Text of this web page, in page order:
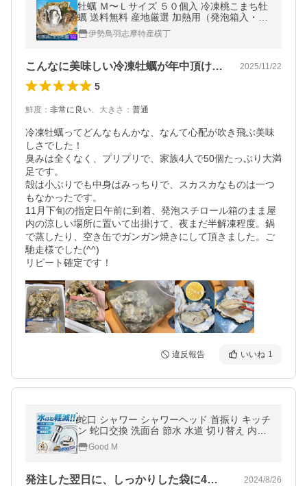
牡蠣 Ｍ〜Ｌサイズ ５０個入 冷凍桃こまち牡
蠣 送料無料 産地厳選 加熱用（発泡箱入・牡
蠣ナイフ・片手用軍手付き）海鮮バーベキュ
ーセット お中元 ギフト
伊勢鳥羽志摩特産横丁
こんなに美味しい冷凍牡蠣が年中頂ける幸せ 2025/11/22
5
鮮度 ： 非常に良い、 大きさ ： 普通
冷凍牡蠣ってどんなもんかな、なんて心配が吹き飛ぶ美味
しさでした！
臭みは全くなく、プリプリで、家族4人で50個たっぷり大満
足です。
殻は小ぶりでも中身はみっちりで、スカスカなものは一つ
もなかったです。
11月下旬の指定日午前に到着、発泡スチロール箱のまま屋
内の涼しい場所に置いて出掛けて、夜まだ半解凍程度。鍋
で蒸したり、空き缶でガンガン焼きにして頂きました。ご
馳走様でした(^^)
リピート確定です！
違反報告 いいね 1
蛇口 シャワー シャワーヘッド 首振り キッチ
ン 蛇口交換 洗面台 節水 水道 切り替え 内ネ
ジ 外ネジ 22mm 24mm
Good M
発注した翌日に、しっかりした袋に4重に… 2024/8/26